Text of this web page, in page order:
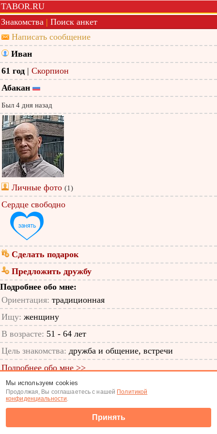
TABOR.RU
Знакомства | Поиск анкет
Написать сообщение
Иван
61 год | Скорпион
Абакан
Был 4 дня назад
Личные фото (1)
Сердце свободно
Сделать подарок
Предложить дружбу
Подробнее обо мне:
Ориентация: традиционная
Ищу: женщину
В возрасте: 51 - 64 лет
Цель знакомства: дружба и общение, встречи
Подробнее обо мне >>
ID анкеты: 57383081
Знакомства|Поиск анкет
Мы используем cookies
Продолжая, Вы соглашаетесь с нашей Политикой
конфиденциальности.
Принять